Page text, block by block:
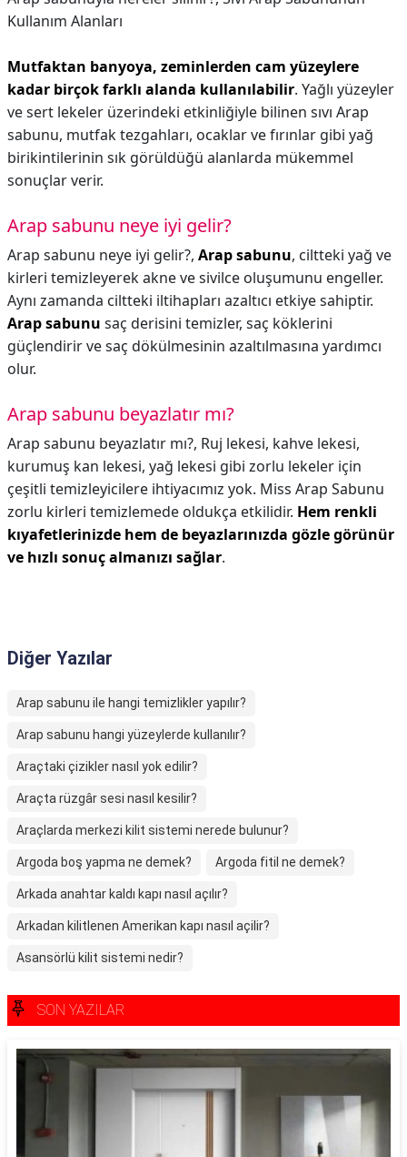
Kullanım Alanları
Mutfaktan banyoya, zeminlerden cam yüzeylere
kadar birçok farklı alanda kullanılabilir. Yağlı yüzeyler
ve sert lekeler üzerindeki etkinliğiyle bilinen sıvı Arap
sabunu, mutfak tezgahları, ocaklar ve fırınlar gibi yağ
birikintilerinin sık görüldüğü alanlarda mükemmel
sonuçlar verir.
Arap sabunu neye iyi gelir?
Arap sabunu neye iyi gelir?, Arap sabunu, ciltteki yağ ve
kirleri temizleyerek akne ve sivilce oluşumunu engeller.
Aynı zamanda ciltteki iltihapları azaltıcı etkiye sahiptir.
Arap sabunu saç derisini temizler, saç köklerini
güçlendirir ve saç dökülmesinin azaltılmasına yardımcı
olur.
Arap sabunu beyazlatır mı?
Arap sabunu beyazlatır mı?, Ruj lekesi, kahve lekesi,
kurumuş kan lekesi, yağ lekesi gibi zorlu lekeler için
çeşitli temizleyicilere ihtiyacımız yok. Miss Arap Sabunu
zorlu kirleri temizlemede oldukça etkilidir. Hem renkli
kıyafetlerinizde hem de beyazlarınızda gözle görünür
ve hızlı sonuç almanızı sağlar.
Diğer Yazılar
Arap sabunu ile hangi temizlikler yapılır?
Arap sabunu hangi yüzeylerde kullanılır?
Araçtaki çizikler nasıl yok edilir?
Araçta rüzgâr sesi nasıl kesilir?
Araçlarda merkezi kilit sistemi nerede bulunur?
Argoda boş yapma ne demek? Argoda fitil ne demek?
Arkada anahtar kaldı kapı nasıl açılır?
Arkadan kilitlenen Amerikan kapı nasıl açilir?
Asansörlü kilit sistemi nedir?
SON YAZILAR